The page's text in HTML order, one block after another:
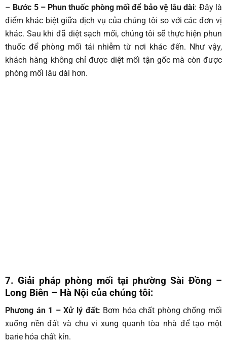
– Bước 5 – Phun thuốc phòng mối để bảo vệ lâu dài: Đây là
điểm khác biệt giữa dịch vụ của chúng tôi so với các đơn vị
khác. Sau khi đã diệt sạch mối, chúng tôi sẽ thực hiện phun
thuốc để phòng mối tái nhiễm từ nơi khác đến. Như vậy,
khách hàng không chỉ được diệt mối tận gốc mà còn được
phòng mối lâu dài hơn.
7. Giải pháp phòng mối tại phường Sài Đồng –
Long Biên – Hà Nội của chúng tôi:
Phương án 1 – Xử lý đất: Bơm hóa chất phòng chống mối
xuống nền đất và chu vi xung quanh tòa nhà để tạo một
barie hóa chất kín.